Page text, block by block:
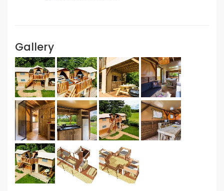
Gallery